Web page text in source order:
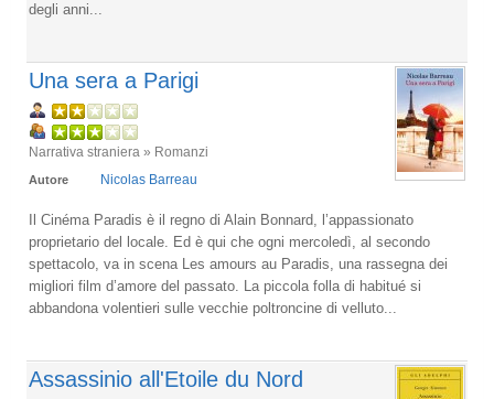
degli anni...
Una sera a Parigi
Narrativa straniera » Romanzi
Autore Nicolas Barreau
Il Cinéma Paradis è il regno di Alain Bonnard, l’appassionato
proprietario del locale. Ed è qui che ogni mercoledì, al secondo
spettacolo, va in scena Les amours au Paradis, una rassegna dei
migliori film d’amore del passato. La piccola folla di habitué si
abbandona volentieri sulle vecchie poltroncine di velluto...
Assassinio all'Etoile du Nord